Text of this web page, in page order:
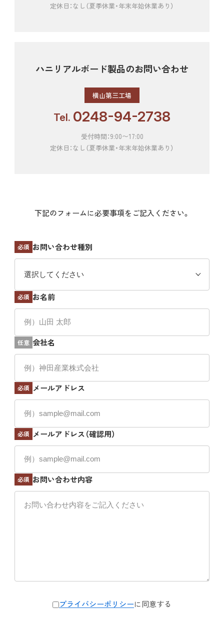
定休日：なし（夏季休業・年末年始休業あり）
ハニリアルボード製品のお問い合わせ
横山第三工場
Tel. 0248-94-2738
受付時間：9:00〜17:00
定休日：なし（夏季休業・年末年始休業あり）
下記のフォームに必要事項をご記入ください。
お問い合わせ種別
必須
お名前
必須
会社名
任意
メールアドレス
必須
メールアドレス（確認用）
必須
お問い合わせ内容
必須
プライバシーポリシーに同意する